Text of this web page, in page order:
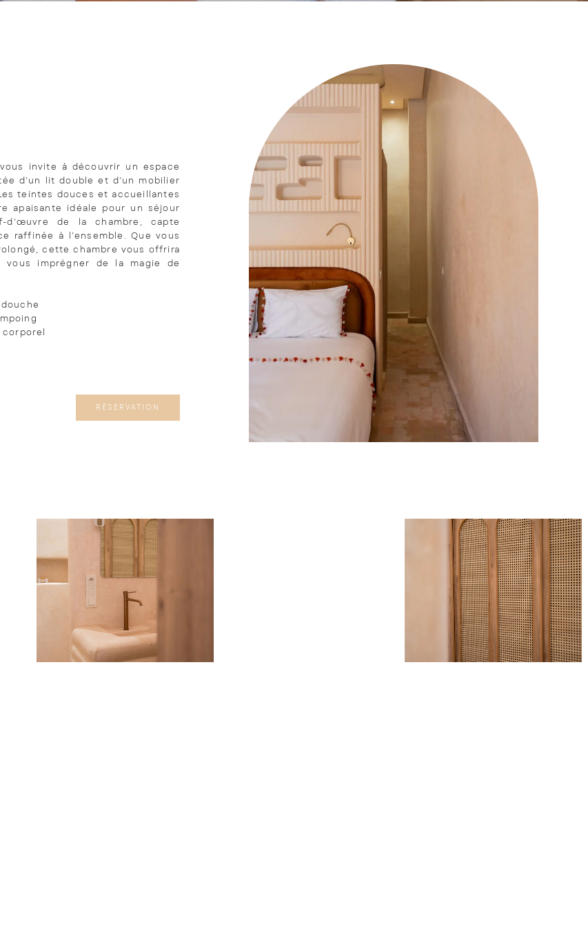
invite à découvrir un espace
d’un lit double et d’un mobilier
teintes douces et accueillantes
apaisante idéale pour un séjour
de la chambre, capte
raffinée à l’ensemble. Que vous
cette chambre vous offrira
imprégner de la magie de
corporel
RÉSERVATION